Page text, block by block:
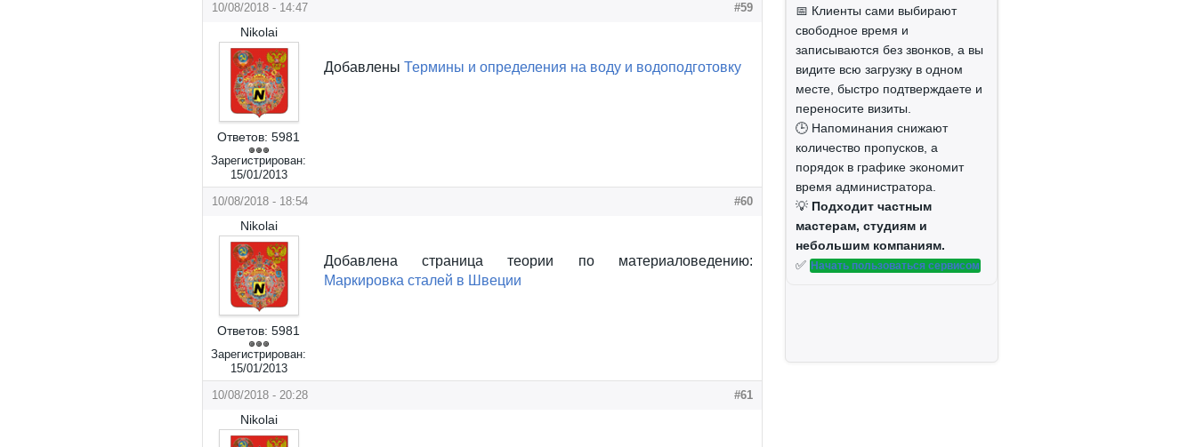
10/08/2018 - 14:47 #59
Nikolai
Ответов: 5981
Зарегистрирован:
15/01/2013
Добавлены Термины и определения на воду и водоподготовку
10/08/2018 - 18:54 #60
Nikolai
Ответов: 5981
Зарегистрирован:
15/01/2013
Добавлена страница теории по материаловедению:
Маркировка сталей в Швеции
10/08/2018 - 20:28 #61
Nikolai
📅 Клиенты сами выбирают
свободное время и
записываются без звонков, а вы
видите всю загрузку в одном
месте, быстро подтверждаете и
переносите визиты.
🕒 Напоминания снижают
количество пропусков, а
порядок в графике экономит
время администратора.
💡 Подходит частным
мастерам, студиям и
небольшим компаниям.
✅ Начать пользоваться сервисом